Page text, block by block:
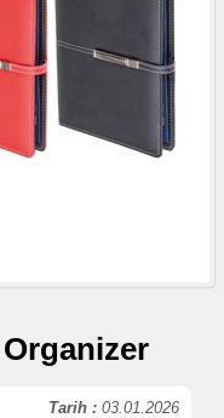
Tarih : 03.01.2026